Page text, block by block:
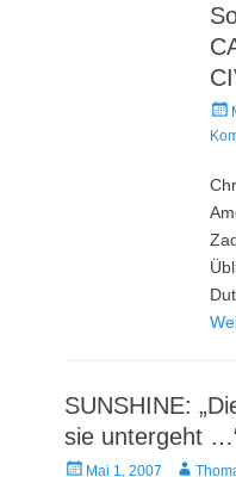
am
SUNSHINE:
sie untergeht
Veröffentlicht
Mai 1, 2007 Autor